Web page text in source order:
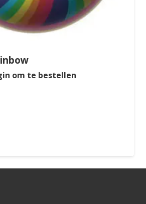
om te bestellen